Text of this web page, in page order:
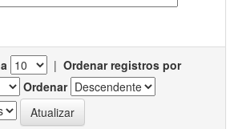
| Ordenar registros por
Ordenar